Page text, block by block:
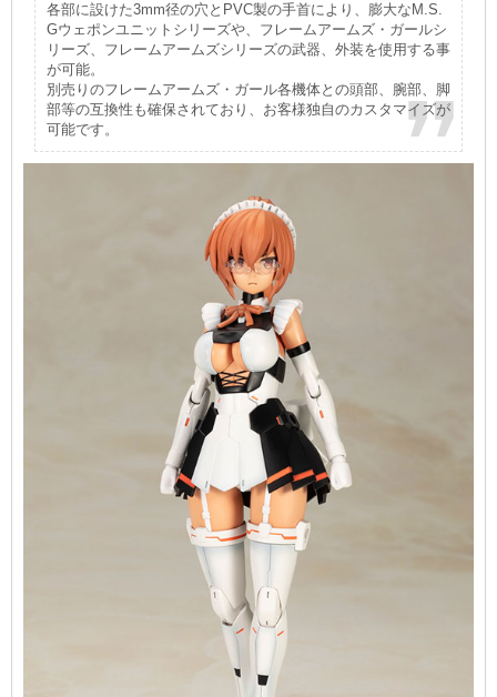
各部に設けた3mm径の穴とPVC製の手首により、膨大なM.S.
Gウェポンユニットシリーズや、フレームアームズ・ガールシ
リーズ、フレームアームズシリーズの武器、外装を使用する事
が可能。
別売りのフレームアームズ・ガール各機体との頭部、腕部、脚
部等の互換性も確保されており、お客様独自のカスタマイズが
可能です。